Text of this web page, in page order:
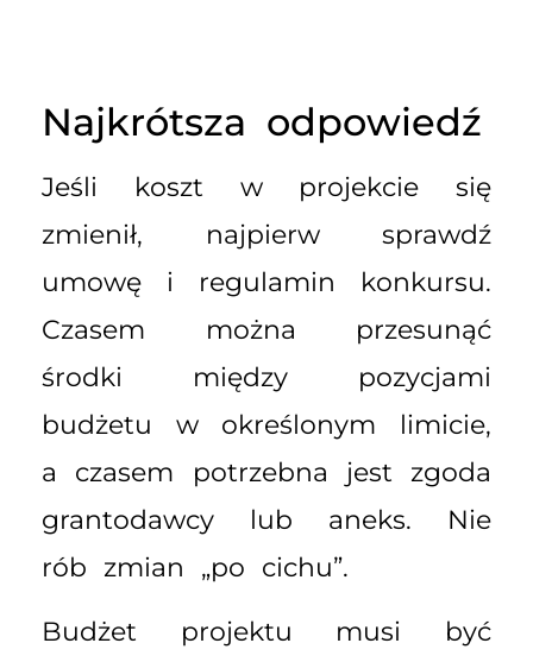
Najkrótsza odpowiedź
Jeśli koszt w projekcie się
zmienił, najpierw sprawdź
umowę i regulamin konkursu.
Czasem można przesunąć
środki między pozycjami
budżetu w określonym limicie,
a czasem potrzebna jest zgoda
grantodawcy lub aneks. Nie
rób zmian „po cichu”.
Budżet projektu musi być